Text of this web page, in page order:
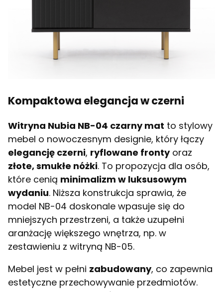
Kompaktowa elegancja w czerni
Witryna Nubia NB-04 czarny mat to stylowy
mebel o nowoczesnym designie, który łączy
elegancję czerni, ryflowane frontyoraz
złote, smukłe nóżki. To propozycja dla osób,
które cenią minimalizm w luksusowym
wydaniu. Niższa konstrukcja sprawia, że
model NB-04 doskonale wpasuje się do
mniejszych przestrzeni, a także uzupełni
aranżację większego wnętrza, np. w
zestawieniu z witryną NB-05.
Mebel jest w pełni zabudowany, co zapewnia
estetyczne przechowywanie przedmiotów.